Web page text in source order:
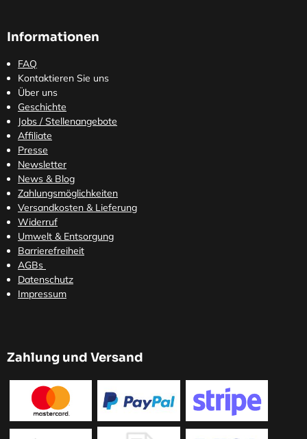
Informationen
FAQ
Kontaktieren Sie uns
Über uns
Geschichte
Jobs / Stellenangebote
Affiliate
Presse
Newsletter
News & Blog
Zahlungsmöglichkeiten
Versandkosten & Lieferung
Widerruf
Umwelt & Entsorgung
Barrierefreiheit
AGBs
Datenschutz
Impressum
Zahlung und Versand